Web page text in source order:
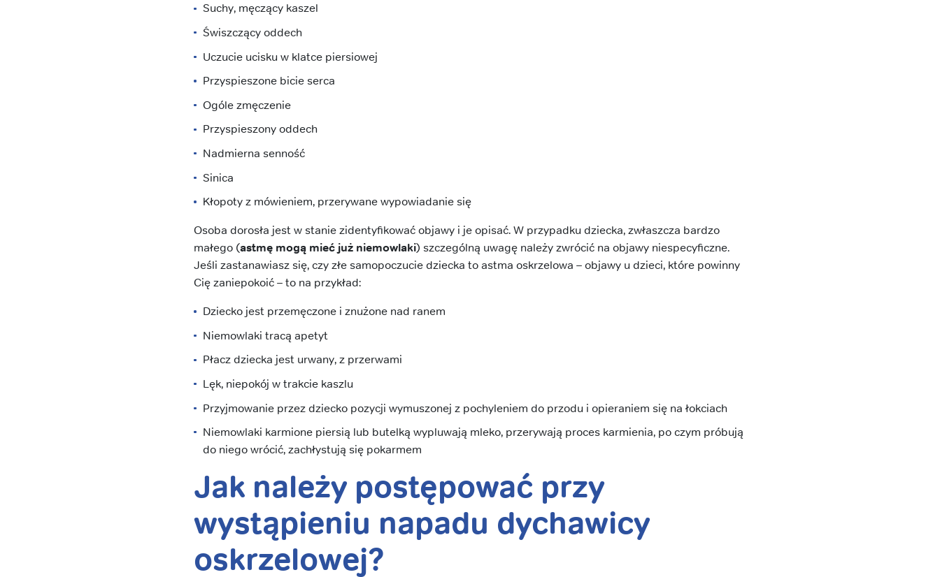
Suchy, męczący kaszel
Świszczący oddech
Uczucie ucisku w klatce piersiowej
Przyspieszone bicie serca
Ogóle zmęczenie
Przyspieszony oddech
Nadmierna senność
Sinica
Kłopoty z mówieniem, przerywane wypowiadanie się
Osoba dorosła jest w stanie zidentyfikować objawy i je opisać. W przypadku dziecka, zwłaszcza bardzo
małego (astmę mogą mieć już niemowlaki) szczególną uwagę należy zwrócić na objawy niespecyficzne.
Jeśli zastanawiasz się, czy złe samopoczucie dziecka to astma oskrzelowa – objawy u dzieci, które powinny
Cię zaniepokoić – to na przykład:
Dziecko jest przemęczone i znużone nad ranem
Niemowlaki tracą apetyt
Płacz dziecka jest urwany, z przerwami
Lęk, niepokój w trakcie kaszlu
Przyjmowanie przez dziecko pozycji wymuszonej z pochyleniem do przodu i opieraniem się na łokciach
Niemowlaki karmione piersią lub butelką wypluwają mleko, przerywają proces karmienia, po czym próbują
do niego wrócić, zachłystują się pokarmem
Jak należy postępować przy
wystąpieniu napadu dychawicy
oskrzelowej?